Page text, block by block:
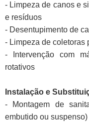
- Limpeza de canos e
e resíduos
- Desentupimento de
- Limpeza de coletoras
- Intervenção com
rotativos
Instalação e
- Montagem de
embutido ou suspenso)